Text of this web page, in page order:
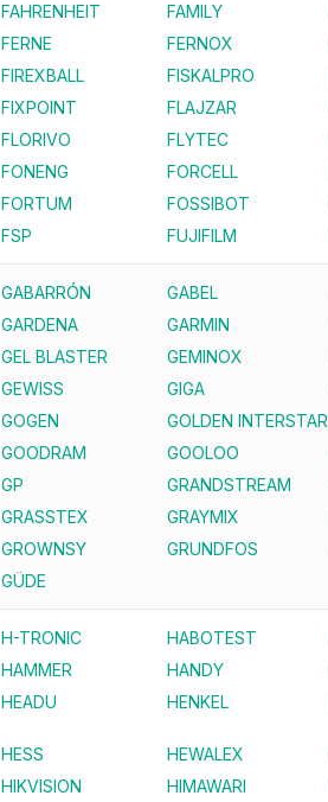
FAHRENHEIT FAMILY
FERNE FERNOX
FIREXBALL FISKALPRO
FIXPOINT FLAJZAR
FLORIVO FLYTEC
FONENG FORCELL
FORTUM FOSSIBOT
FSP FUJIFILM
GABARRÓN GABEL
GARDENA GARMIN
GEL BLASTER GEMINOX
GEWISS GIGA
GOGEN GOLDEN INTERSTAR
GOODRAM GOOLOO
GP GRANDSTREAM
GRASSTEX GRAYMIX
GROWNSY GRUNDFOS
GÜDE
H-TRONIC HABOTEST
HAMMER HANDY
HEADU HENKEL
HESS HEWALEX
HIKVISION HIMAWARI